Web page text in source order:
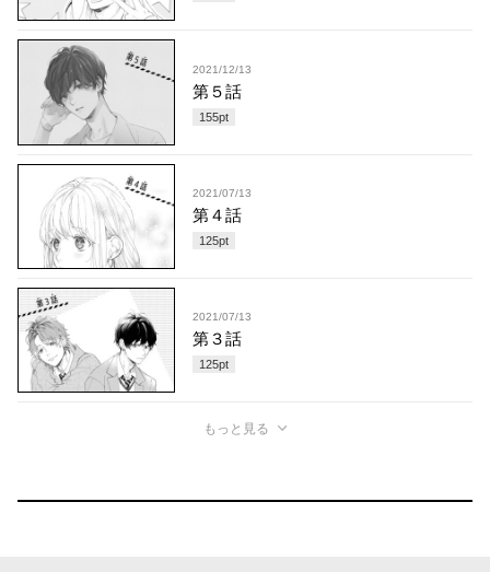
2021/12/13
第５話
155pt
2021/07/13
第４話
125pt
2021/07/13
第３話
125pt
もっと見る